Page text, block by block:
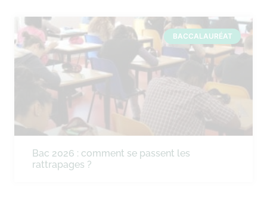
BACCALAURÉAT
Bac 2026 : comment se passent les
rattrapages ?